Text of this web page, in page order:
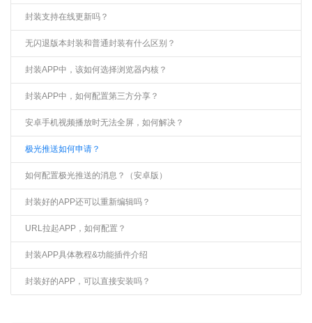
封装支持在线更新吗？
无闪退版本封装和普通封装有什么区别？
封装APP中，该如何选择浏览器内核？
封装APP中，如何配置第三方分享？
安卓手机视频播放时无法全屏，如何解决？
极光推送如何申请？
如何配置极光推送的消息？（安卓版）
封装好的APP还可以重新编辑吗？
URL拉起APP，如何配置？
封装APP具体教程&功能插件介绍
封装好的APP，可以直接安装吗？